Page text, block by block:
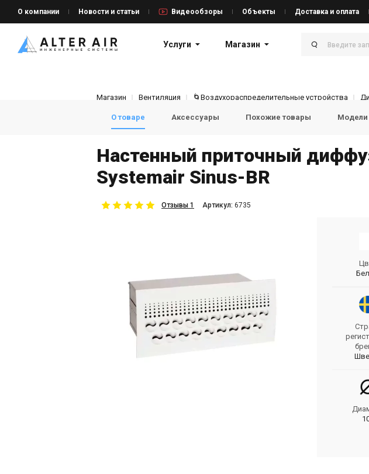
О компании Новости и статьи Видеообзоры Объекты Доставка и оплата
Услуги Магазин
Магазин Вентиляция 🌀Воздухораспределительные устройства
О товаре Аксессуары Похожие товары Модели
Настенный приточный
Systemair Sinus-BR
Отзывы 1 Aртикул: 6735